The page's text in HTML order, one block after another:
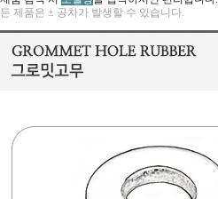
제품은 ± 공차가 발생할 수 있습니다.